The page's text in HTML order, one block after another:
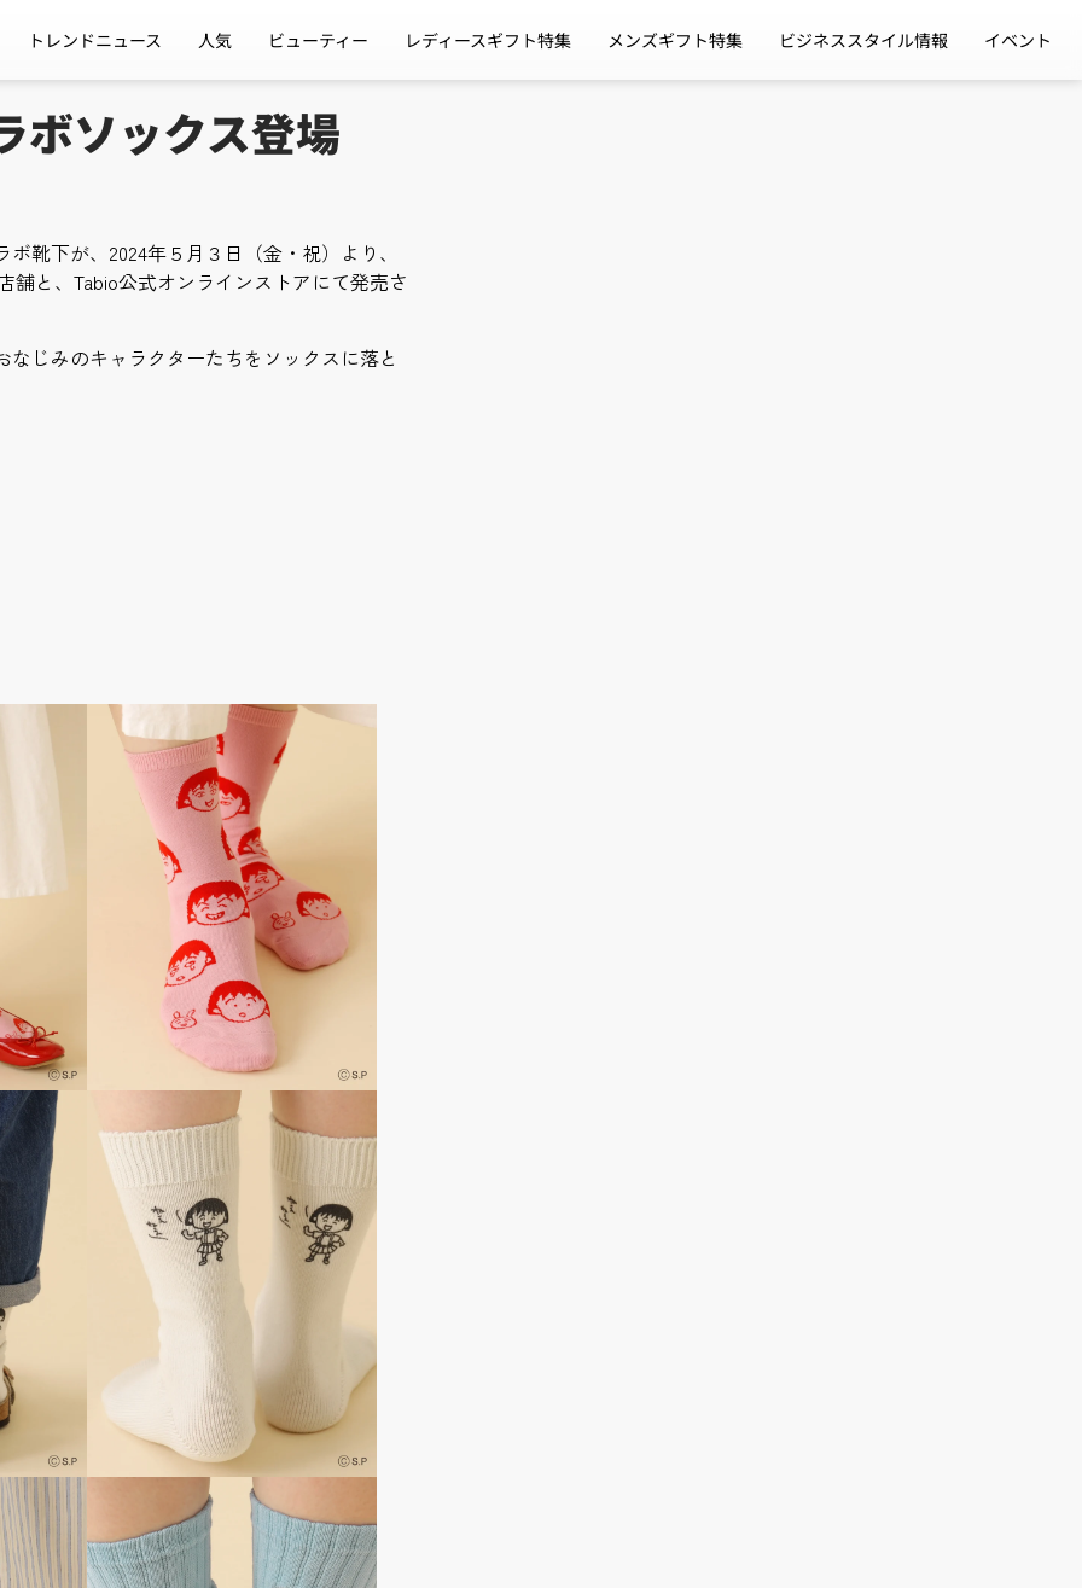
トレンドニュース 人気 ビューティー レディースギフト特集 メンズギフト特集 ビジネススタイル情報 イベント
ソックス登場
靴下が、2024年５月３日（金・祝）より、
舗と、Tabio公式オンラインストアにて発売さ
じみのキャラクターたちをソックスに落と